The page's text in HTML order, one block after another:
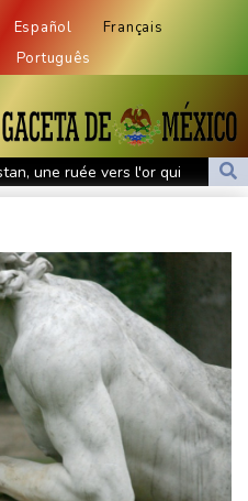
Español
Français
Português
une ruée vers l'or qui
à Java où des incendies se
à l'approche du
Grousset a musclé le mental
éliminées à Toronto, Swiatek